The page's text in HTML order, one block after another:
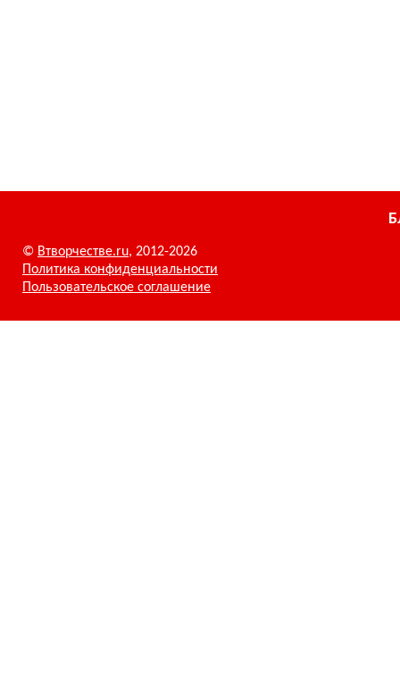
© Втворчестве.ru, 2012-2026
Политика конфиденциальности
Пользовательское соглашение